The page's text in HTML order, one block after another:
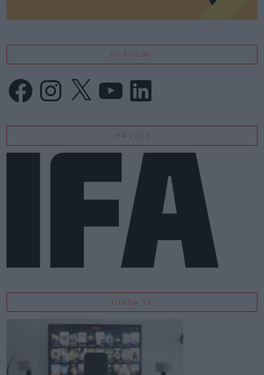
TG SOCIAL
FacebookInstagram
X LinkedIn
IFA 2026
GUIDA TV